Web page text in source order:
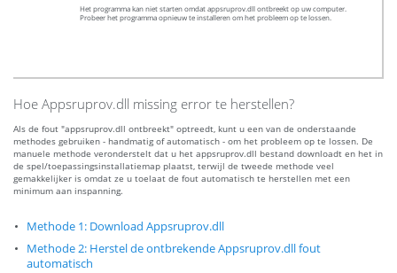
Het programma kan niet starten omdat appsruprov.dll ontbreekt op uw computer.
Probeer het programma opnieuw te installeren om het probleem op te lossen.
Hoe Appsruprov.dll missing error te herstellen?
Als de fout "appsruprov.dll ontbreekt" optreedt, kunt u een van de onderstaande
methodes gebruiken - handmatig of automatisch - om het probleem op te lossen. De
manuele methode veronderstelt dat u het appsruprov.dll bestand downloadt en het in
de spel/toepassingsinstallatiemap plaatst, terwijl de tweede methode veel
gemakkelijker is omdat ze u toelaat de fout automatisch te herstellen met een
minimum aan inspanning.
Methode 1: Download Appsruprov.dll
Methode 2: Herstel de ontbrekende Appsruprov.dll fout
automatisch